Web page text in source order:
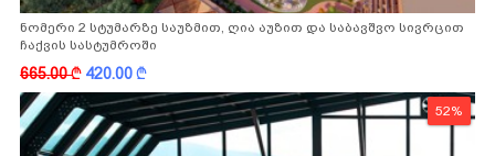
ნომერი 2 სტუმარზე საუზმით, ღია აუზით და საბავშვო სივრცით
ჩაქვის სასტუმროში
665.00k 420.00k
52%